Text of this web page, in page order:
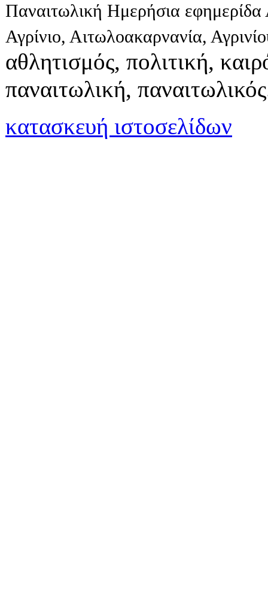
Παναιτωλική Ημερήσια εφημερίδα
Αγρίνιο, Αιτωλοακαρνανία,
αθλητισμός, πολιτική,
παναιτωλική,
κατασκευή ιστοσελίδων